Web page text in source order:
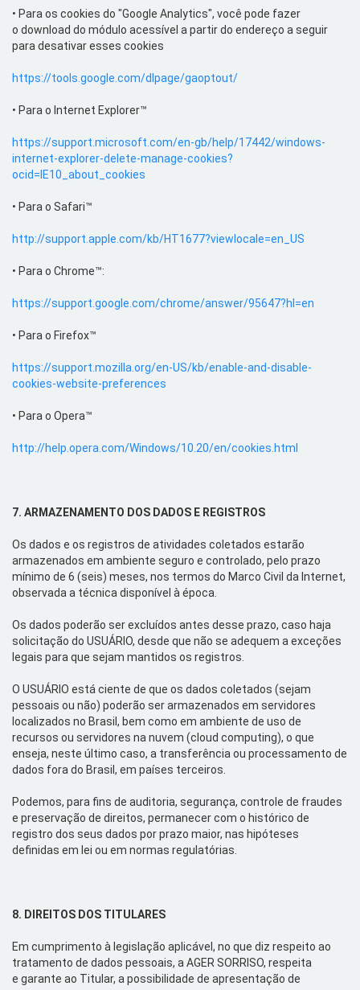
• Para os cookies do "Google Analytics", você pode fazer
o download do módulo acessível a partir do endereço a seguir
para desativar esses cookies
https://tools.google.com/dlpage/gaoptout/
• Para o Internet Explorer™
https://support.microsoft.com/en-gb/help/17442/windows-
internet-explorer-delete-manage-cookies?
ocid=IE10_about_cookies
• Para o Safari™
http://support.apple.com/kb/HT1677?viewlocale=en_US
• Para o Chrome™:
https://support.google.com/chrome/answer/95647?hl=en
• Para o Firefox™
https://support.mozilla.org/en-US/kb/enable-and-disable-
cookies-website-preferences
• Para o Opera™
http://help.opera.com/Windows/10.20/en/cookies.html
7. ARMAZENAMENTO DOS DADOS E REGISTROS
Os dados e os registros de atividades coletados estarão
armazenados em ambiente seguro e controlado, pelo prazo
mínimo de 6 (seis) meses, nos termos do Marco Civil da Internet,
observada a técnica disponível à época.
Os dados poderão ser excluídos antes desse prazo, caso haja
solicitação do USUÁRIO, desde que não se adequem a exceções
legais para que sejam mantidos os registros.
O USUÁRIO está ciente de que os dados coletados (sejam
pessoais ou não) poderão ser armazenados em servidores
localizados no Brasil, bem como em ambiente de uso de
recursos ou servidores na nuvem (cloud computing), o que
enseja, neste último caso, a transferência ou processamento de
dados fora do Brasil, em países terceiros.
Podemos, para fins de auditoria, segurança, controle de fraudes
e preservação de direitos, permanecer com o histórico de
registro dos seus dados por prazo maior, nas hipóteses
definidas em lei ou em normas regulatórias.
8. DIREITOS DOS TITULARES
Em cumprimento à legislação aplicável, no que diz respeito ao
tratamento de dados pessoais, a AGER SORRISO, respeita
e garante ao Titular, a possibilidade de apresentação de